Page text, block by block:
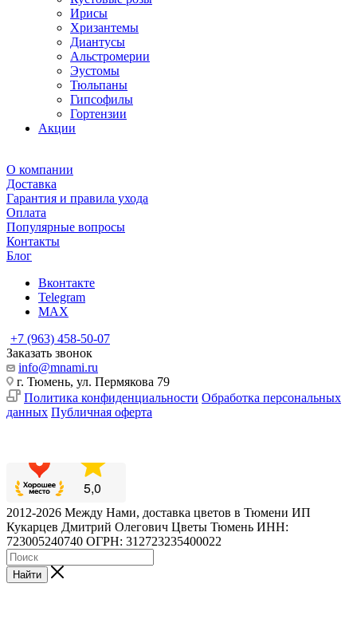
Ирисы
Хризантемы
Диантусы
Альстромерии
Эустомы
Тюльпаны
Гипсофилы
Гортензии
Акции
О компании
Доставка
Гарантия и правила ухода
Оплата
Популярные вопросы
Контакты
Блог
Вконтакте
Telegram
MAX
+7 (963) 458-50-07
Заказать звонок
info@mnami.ru
г. Тюмень, ул. Пермякова 79
Политика конфиденциальности Обработка персональных
данных Публичная оферта
2012-2026 Между Нами, доставка цветов в Тюмени ИП
Кукарцев Дмитрий Олегович Цветы Тюмень ИНН:
723005240740 ОГРН: 312723235400022
Найти